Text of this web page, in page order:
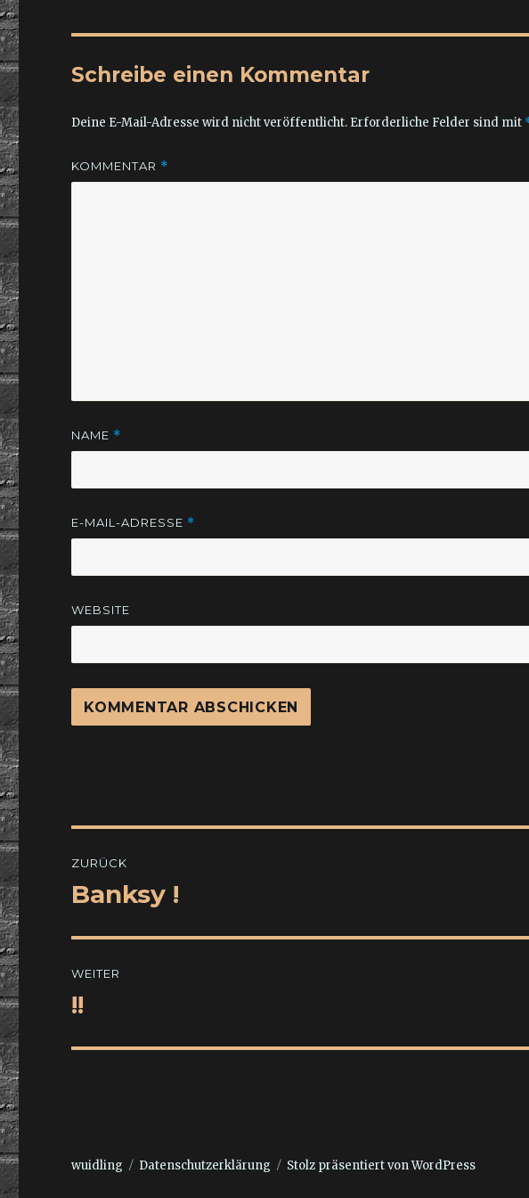
Schreibe einen Kommentar
Deine E-Mail-Adresse wird nicht veröffentlicht. Erforderliche Felder sind mit
KOMMENTAR *
NAME *
E-MAIL-ADRESSE *
WEBSITE
ZURÜCK
Vorheriger
Banksy !
WEITER
Nächster
!!
wuidling Datenschutzerklärung Stolz präsentiert von WordPress